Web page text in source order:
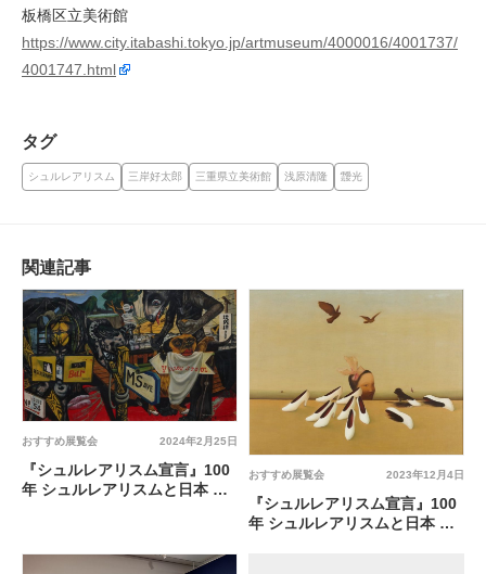
板橋区立美術館
https://www.city.itabashi.tokyo.jp/artmuseum/4000016/4001737/
4001747.html
タグ
シュルレアリスム 三岸好太郎 三重県立美術館 浅原清隆 靉光
関連記事
2024年2月25日
おすすめ展覧会
『シュルレアリスム宣言』100
年 シュルレアリスムと日本 @
2023年12月4日
おすすめ展覧会
『シュルレアリスム宣言』100
年 シュルレアリスムと日本 @